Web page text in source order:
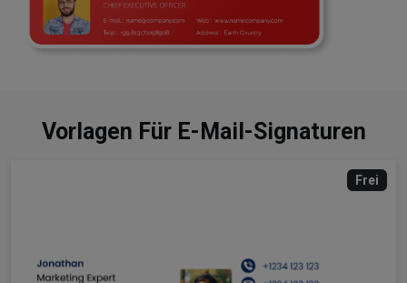
Vorlagen Für E-Mail-Signaturen
Frei